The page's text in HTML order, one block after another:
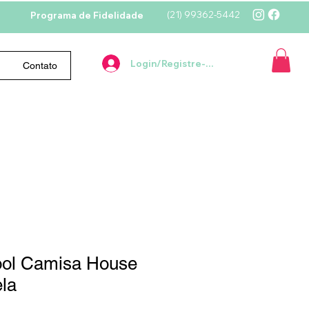
Programa de Fidelidade (21) 99362-5442
Contato Login/Registre-se
Camisa House